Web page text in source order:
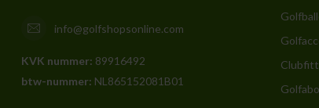
info@golfshopsonline.com
KVK nummer: 89916492
btw-nummer: NL865152081B01